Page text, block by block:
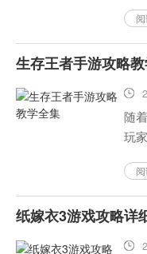
跑
以
能
生存王者手游攻略
随
玩
要
资
自
纸嫁衣3游戏攻略详